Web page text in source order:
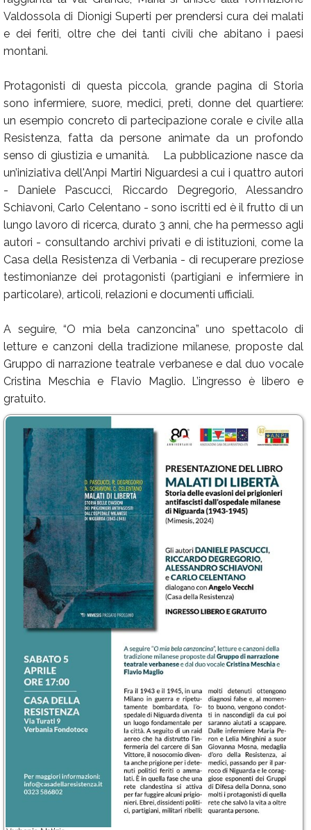
Valdossola di Dionigi Superti per prendersi cura dei malati
e dei feriti, oltre che dei tanti civili che abitano i paesi
montani.
Protagonisti di questa piccola, grande pagina di Storia
sono infermiere, suore, medici, preti, donne del quartiere:
un esempio concreto di partecipazione corale e civile alla
Resistenza, fatta da persone animate da un profondo
senso di giustizia e umanità. La pubblicazione nasce da
un’iniziativa dell'Anpi Martiri Niguardesi a cui i quattro autori
- Daniele Pascucci, Riccardo Degregorio, Alessandro
Schiavoni, Carlo Celentano - sono iscritti ed è il frutto di un
lungo lavoro di ricerca, durato 3 anni, che ha permesso agli
autori - consultando archivi privati e di istituzioni, come la
Casa della Resistenza di Verbania - di recuperare preziose
testimonianze dei protagonisti (partigiani e infermiere in
particolare), articoli, relazioni e documenti ufficiali.
A seguire, “O mia bela canzoncina” uno spettacolo di
letture e canzoni della tradizione milanese, proposte dal
Gruppo di narrazione teatrale verbanese e dal duo vocale
Cristina Meschia e Flavio Maglio. L’ingresso è libero e
gratuito.